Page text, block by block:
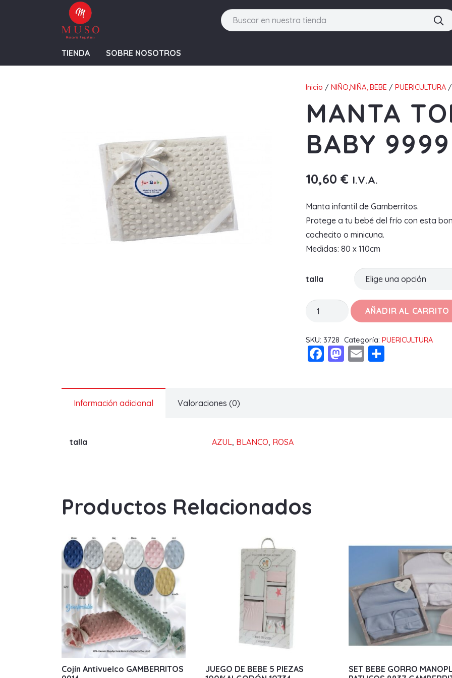
TIENDA SOBRE NOSOTROS
Inicio / NIÑO,NIÑA, BEBE / PUERICULTURA /
MANTA
BABY 9999
10,60 € I.V.A.
Manta infantil de Gamberritos.
Protege a tu bebé del frío con esta
cochecito o minicuna.
Medidas: 80 x 110cm
talla
MANTA
FOR
BABY
9999
AÑADIR AL CARRITO
SKU: 3728 Categoría: PUERICULTURA
Facebook
Mastodon
Email
Información adicional Valoraciones (0)
talla AZUL, BLANCO, ROSA
Productos Relacionados
Cojín Antivuelco GAMBERRITOS
JUEGO DE BEBE 5 PIEZAS
SET BEBE GORRO